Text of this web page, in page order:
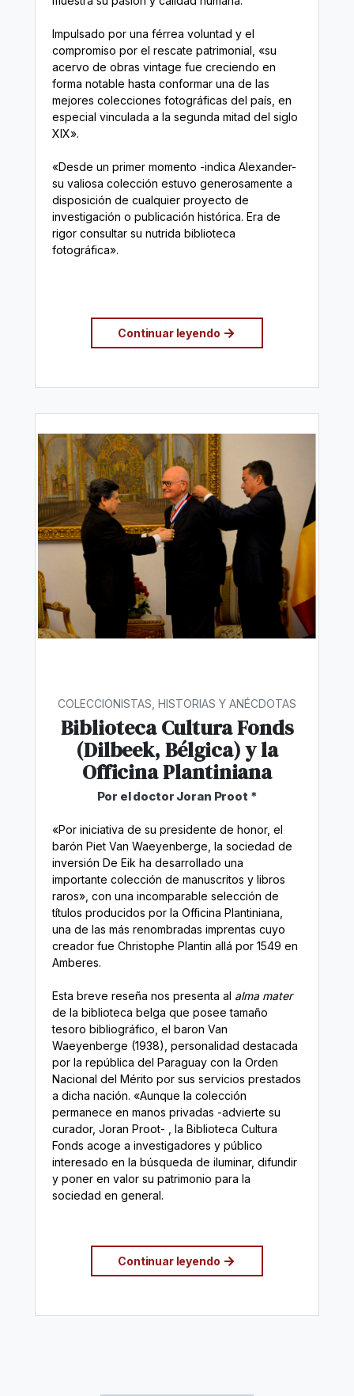
Impulsado por una férrea voluntad y el
compromiso por el rescate patrimonial, «su
acervo de obras vintage fue creciendo en
forma notable hasta conformar una de las
mejores colecciones fotográficas del país, en
especial vinculada a la segunda mitad del siglo
XIX».
«Desde un primer momento -indica Alexander-
su valiosa colección estuvo generosamente a
disposición de cualquier proyecto de
investigación o publicación histórica. Era de
rigor consultar su nutrida biblioteca
fotográfica».
Continuar leyendo
COLECCIONISTAS, HISTORIAS Y ANÉCDOTAS
Biblioteca Cultura Fonds
(Dilbeek, Bélgica) y la
Officina Plantiniana
Por el doctor Joran Proot *
«Por iniciativa de su presidente de honor, el
barón Piet Van Waeyenberge, la sociedad de
inversión De Eik ha desarrollado una
importante colección de manuscritos y libros
raros», con una incomparable selección de
títulos producidos por la Officina Plantiniana,
una de las más renombradas imprentas cuyo
creador fue Christophe Plantin allá por 1549 en
Amberes.
Esta breve reseña nos presenta al alma mater
de la biblioteca belga que posee tamaño
tesoro bibliográfico, el baron Van
Waeyenberge (1938), personalidad destacada
por la república del Paraguay con la Orden
Nacional del Mérito por sus servicios prestados
a dicha nación. «Aunque la colección
permanece en manos privadas -advierte su
curador, Joran Proot- , la Biblioteca Cultura
Fonds acoge a investigadores y público
interesado en la búsqueda de iluminar, difundir
y poner en valor su patrimonio para la
sociedad en general.
Continuar leyendo